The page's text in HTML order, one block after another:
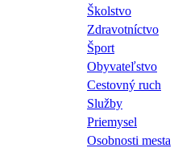
Školstvo
Zdravotníctvo
Šport
Obyvateľstvo
Cestovný ruch
Služby
Priemysel
Osobnosti mesta